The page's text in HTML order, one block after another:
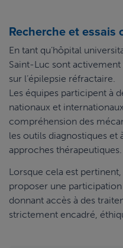
Recherche et essais
En tant qu’hôpital
Saint-Luc sont
sur l’épilepsie réfractaire.
Les équipes participent à
nationaux et
compréhension des
les outils diagnostiques et
approches thérapeutiques.
Lorsque cela est
proposer une
donnant accès à des
strictement encadré,